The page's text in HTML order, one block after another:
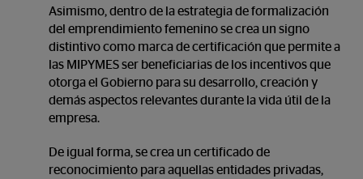
Asimismo, dentro de la estrategia de formalización
del emprendimiento femenino se crea un signo
distintivo como marca de certificación que permite a
las MIPYMES ser beneficiarias de los incentivos que
otorga el Gobierno para su desarrollo, creación y
demás aspectos relevantes durante la vida útil de la
empresa.
De igual forma, se crea un certificado de
reconocimiento para aquellas entidades privadas,